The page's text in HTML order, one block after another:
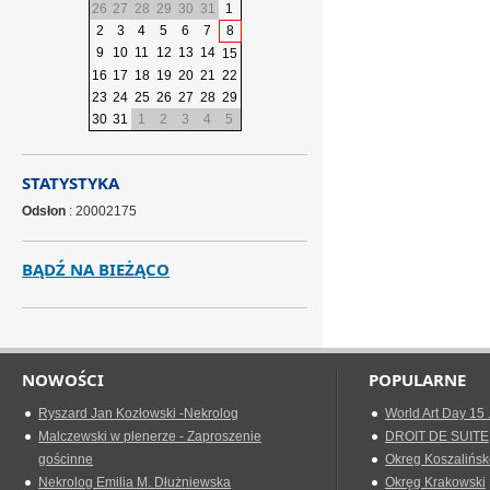
26 27 28 29 30 31
1
2
3 4 5 6 7
8
9
10 11 12 13 14 15
16 17 18 19 20 21 22
23 24 25 26 27 28 29
30 31 1 2 3 4 5
STATYSTYKA
Odsłon : 20002175
BĄDŹ NA BIEŻĄCO
NOWOŚCI
Ryszard Jan Kozłowski -Nekrolog
Malczewski w plenerze - Zaproszenie
gościnne
Nekrolog Emilia M. Dłużniewska
POPULARNE
World Art Day 15
DROIT DE SUITE
Okreg
Okręg Krakowski